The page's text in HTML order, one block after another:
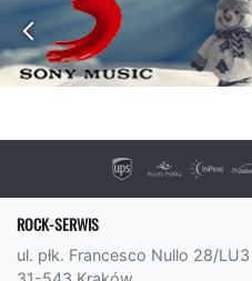
ROCK-SERWIS
ul. płk. Francesco Nullo 28/LU3